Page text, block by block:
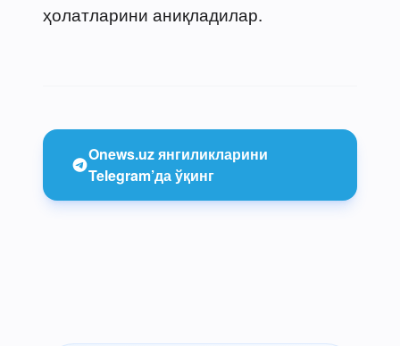
ҳолатларини аниқладилар.
Onews.uz янгиликларини
Telegram’да ўқинг